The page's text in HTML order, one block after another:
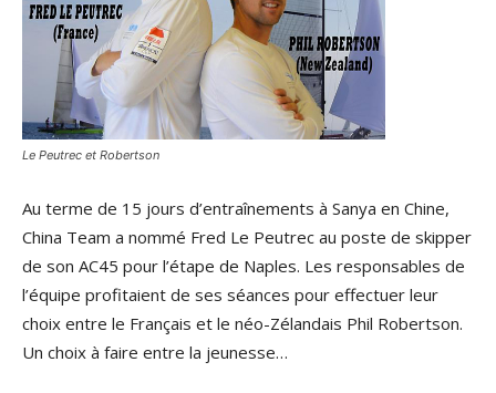
Le Peutrec et Robertson
Au terme de 15 jours d’entraînements à Sanya en Chine,
China Team a nommé Fred Le Peutrec au poste de skipper
de son AC45 pour l’étape de Naples. Les responsables de
l’équipe profitaient de ses séances pour effectuer leur
choix entre le Français et le néo-Zélandais Phil Robertson.
Un choix à faire entre la jeunesse…